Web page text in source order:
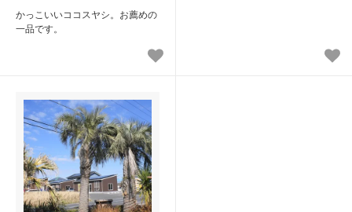
かっこいいココスヤシ。お薦めの
一品です。